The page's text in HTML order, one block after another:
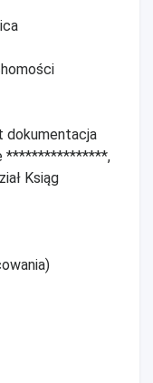
dokumentacja
****************,
Ksiąg